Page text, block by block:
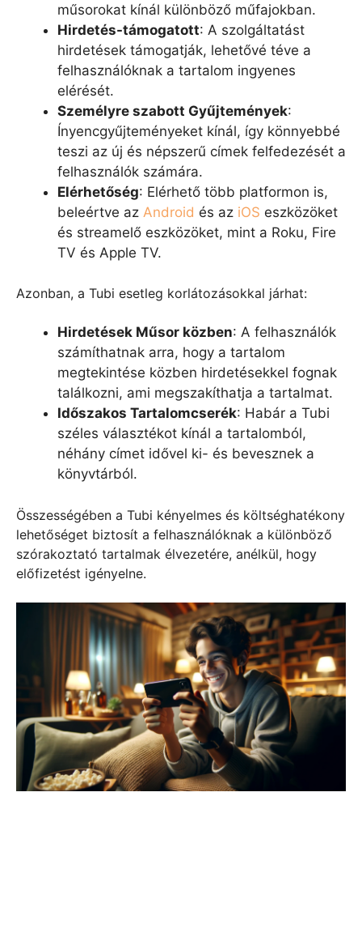
műsorokat kínál különböző műfajokban.
Hirdetés-támogatott: A szolgáltatást
hirdetések támogatják, lehetővé téve a
felhasználóknak a tartalom ingyenes
elérését.
Személyre szabott Gyűjtemények:
Ínyencgyűjteményeket kínál, így könnyebbé
teszi az új és népszerű címek felfedezését a
felhasználók számára.
Elérhetőség: Elérhető több platformon is,
beleértve az Android és az iOS eszközöket
és streamelő eszközöket, mint a Roku, Fire
TV és Apple TV.
Azonban, a Tubi esetleg korlátozásokkal járhat:
Hirdetések Műsor közben: A felhasználók
számíthatnak arra, hogy a tartalom
megtekintése közben hirdetésekkel fognak
találkozni, ami megszakíthatja a tartalmat.
Időszakos Tartalomcserék: Habár a Tubi
széles választékot kínál a tartalomból,
néhány címet idővel ki- és bevesznek a
könyvtárból.
Összességében a Tubi kényelmes és költséghatékony
lehetőséget biztosít a felhasználóknak a különböző
szórakoztató tartalmak élvezetére, anélkül, hogy
előfizetést igényelne.